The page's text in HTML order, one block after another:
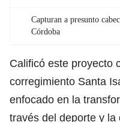
Capturan a presunto
Córdoba
Calificó este proyecto
corregimiento Santa
enfocado en la
través del deporte y